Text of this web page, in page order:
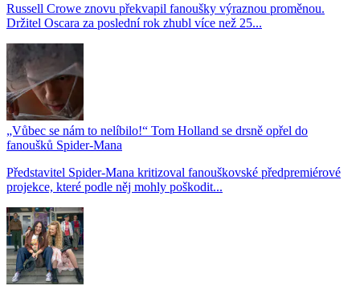
Russell Crowe znovu překvapil fanoušky výraznou proměnou.
Držitel Oscara za poslední rok zhubl více než 25...
„Vůbec se nám to nelíbilo!“ Tom Holland se drsně opřel do
fanoušků Spider-Mana
Představitel Spider-Mana kritizoval fanouškovské předpremiérové
projekce, které podle něj mohly poškodit...